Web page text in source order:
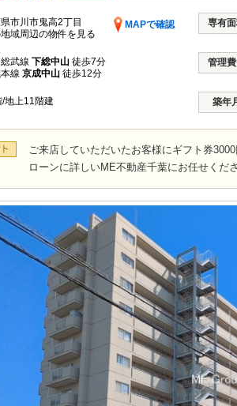
市川市鬼高2丁目
MAPで確認
地域周辺の物件を見る
専有
総武線 下総中山 徒歩7分
線 京成中山 徒歩12分
管理
/地上11階建 築年
ご来店していただいたお客様にギフト券
ローンに詳しいME不動産千葉にお任せくださ